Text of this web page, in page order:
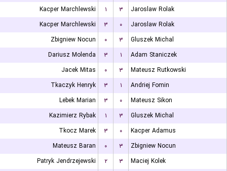
Kacper Marchlewski ۱ ۳
Jaroslaw Rolak
Kacper Marchlewski
۳ ۰
Jaroslaw Rolak
Zbigniew Nocun
۰ ۳
Gluszek Michal
Dariusz Molenda
۳ ۱
Adam Staniczek
Jacek Mitas
۰ ۳
Mateusz Rutkowski
Tkaczyk Henryk
۳ ۱
Andriej Fomin
Lebek Marian
۳ ۰
Mateusz Sikon
Kazimierz Rybak
۱ ۳
Gluszek Michal
Tkocz Marek
۳ ۰
Kacper Adamus
Mateusz Baran
۰ ۳
Zbigniew Nocun
Patryk Jendrzejewski
۲ ۳
Maciej Kolek